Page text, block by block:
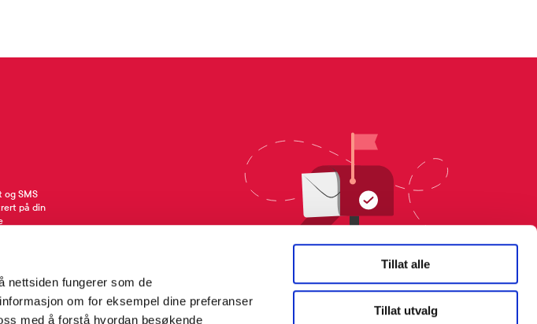
nettsiden fungerer som de
om for eksempel dine preferanser
med å forstå hvordan besøkende
Tillat alle
Tillat utvalg
og SMS
på din
på